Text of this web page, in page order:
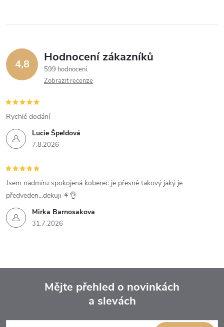
4,8 Hodnocení zákazníků
599 hodnocení
Zobrazit recenze
Lucie Špeldová
7.8.2026
Rychlé dodání
Mirka Barnosakova
31.7.2026
Jsem nadmíru spokojená koberec je přesně takový jaký je
předveden...dekuji ⚘️👌
Mějte přehled o novinkách
a slevách